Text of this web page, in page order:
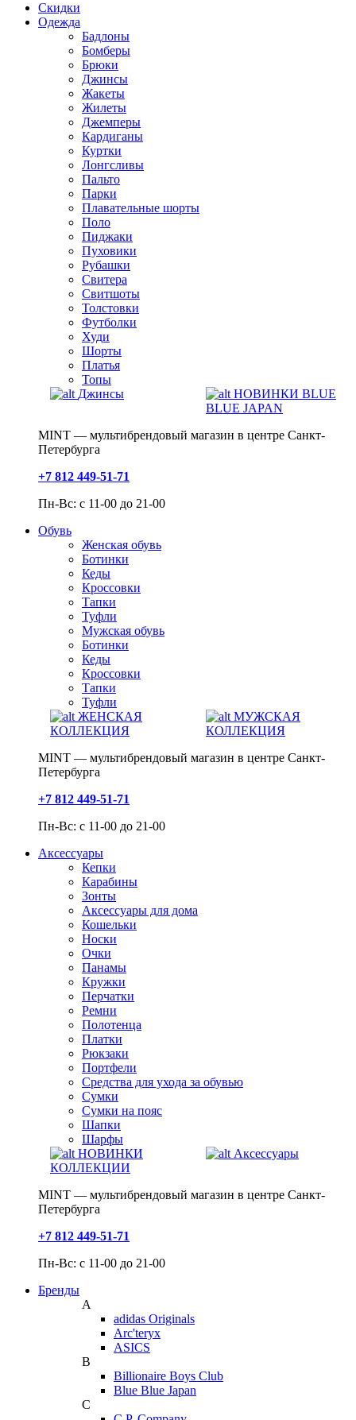
Скидки
Одежда
Бадлоны
Бомберы
Брюки
Джинсы
Жакеты
Жилеты
Джемперы
Кардиганы
Куртки
Лонгсливы
Пальто
Парки
Плавательные шорты
Поло
Пиджаки
Пуховики
Рубашки
Свитера
Свитшоты
Толстовки
Футболки
Худи
Шорты
Платья
Топы
Джинсы
НОВИНКИ BLUE
BLUE JAPAN
MINT — мультибрендовый магазин в центре Санкт-
Петербурга
+7 812 449-51-71
Пн-Вс: с 11-00 до 21-00
Обувь
Женская обувь
Ботинки
Кеды
Кроссовки
Тапки
Туфли
Мужская обувь
Ботинки
Кеды
Кроссовки
Тапки
Туфли
ЖЕНСКАЯ
КОЛЛЕКЦИЯ
МУЖСКАЯ
КОЛЛЕКЦИЯ
MINT — мультибрендовый магазин в центре Санкт-
Петербурга
+7 812 449-51-71
Пн-Вс: с 11-00 до 21-00
Аксессуары
Кепки
Карабины
Зонты
Аксессуары для дома
Кошельки
Носки
Очки
Панамы
Кружки
Перчатки
Ремни
Полотенца
Платки
Рюкзаки
Портфели
Средства для ухода за обувью
Сумки
Сумки на пояс
Шапки
Шарфы
НОВИНКИ
КОЛЛЕКЦИИ
Аксессуары
MINT — мультибрендовый магазин в центре Санкт-
Петербурга
+7 812 449-51-71
Пн-Вс: с 11-00 до 21-00
Бренды
A
adidas Originals
Arc'teryx
ASICS
B
Billionaire Boys Club
Blue Blue Japan
C